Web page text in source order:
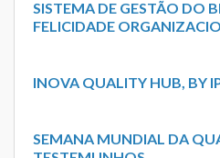
SISTEMA DE GESTÃO DO
FELICIDADE
INOVA QUALITY HUB, BY
SEMANA MUNDIAL DA